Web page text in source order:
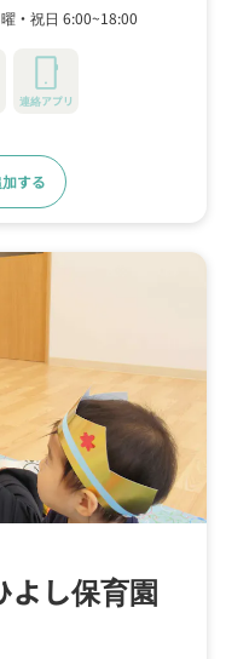
曜・祝日 6:00~18:00
連絡アプリ
する
よし保育園